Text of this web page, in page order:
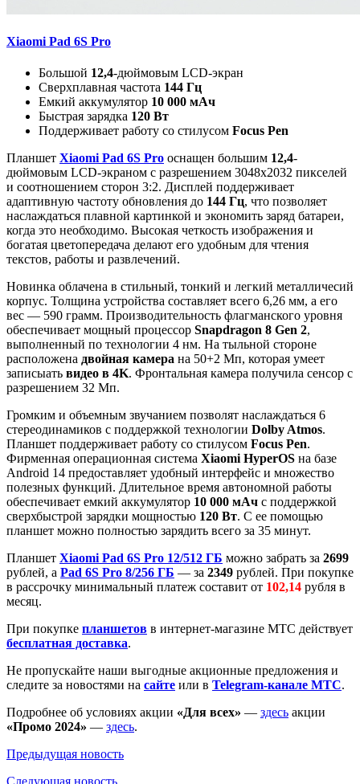
Xiaomi Pad 6S Pro
Большой 12,4-дюймовым LCD-экран
Сверхплавная частота 144 Гц
Емкий аккумулятор 10 000 мАч
Быстрая зарядка 120 Вт
Поддерживает работу со стилусом Focus Pen
Планшет Xiaomi Pad 6S Pro оснащен большим 12,4-
дюймовым LCD-экраном с разрешением 3048х2032 пикселей
и соотношением сторон 3:2. Дисплей поддерживает
адаптивную частоту обновления до 144 Гц, что позволяет
наслаждаться плавной картинкой и экономить заряд батареи,
когда это необходимо. Высокая четкость изображения и
богатая цветопередача делают его удобным для чтения
текстов, работы и развлечений.
Новинка облачена в стильный, тонкий и легкий металличесий
корпус. Толщина устройства составляет всего 6,26 мм, а его
вес — 590 грамм. Производительность флагманского уровня
обеспечивает мощный процессор Snapdragon 8 Gen 2,
выполненный по технологии 4 нм. На тыльной стороне
расположена двойная камера на 50+2 Мп, которая умеет
записыать видео в 4K. Фронтальная камера получила сенсор с
разрешением 32 Мп.
Громким и объемным звучанием позволят наслаждаться 6
стереодинамиков с поддержкой технологии Dolby Atmos.
Планшет поддерживает работу со стилусом Focus Pen.
Фирменная операционная система Xiaomi HyperOS на базе
Android 14 предоставляет удобный интерфейс и множество
полезных функций. Длительное время автономной работы
обеспечивает емкий аккумулятор 10 000 мАч с поддержкой
сверхбыстрой зарядки мощностью 120 Вт. С ее помощью
планшет можно полностью зарядить всего за 35 минут.
Планшет Xiaomi Pad 6S Pro 12/512 ГБ можно забрать за 2699
рублей, а Pad 6S Pro 8/256 ГБ — за 2349 рублей. При покупке
в рассрочку минимальный платеж составит от 102,14 рубля в
месяц.
При покупке планшетов в интернет-магазине МТС действует
бесплатная доставка.
Не пропускайте наши выгодные акционные предложения и
следите за новостями на сайте или в Telegram-канале МТС.
Подробнее об условиях акции «Для всех» — здесь акции
«Промо 2024» — здесь.
Предыдущая новость